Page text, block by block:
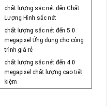
chất lượng sắc nét đến Chất
Lượng Hình sắc nét
chất lượng sắc nét đến 5.0
megapixel Ứng dụng cho công
trình giá rẻ
chất lượng sắc nét đến 4.0
megapixel chất lượng cao tiết
kiệm